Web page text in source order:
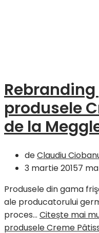
produsele
de la
deClaudiu
3 martie 20157
Produsele din gama
ale producatorului
proces… Citește mai
produsele Creme